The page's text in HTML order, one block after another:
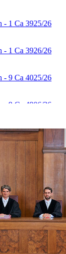
- 1 Ca 3925/26
- 1 Ca 3926/26
- 9 Ca 4025/26
- 9 Ca 4906/26
- 1 Ca 5148/26
9 Ca 4026/26
- 1 Ca 5468/26
- 1 Ca 3913/26
9 Ca 4613/26